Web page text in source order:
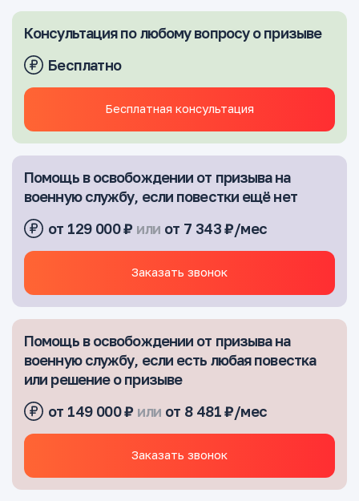
Консультация по любому вопросу о призыве
Бесплатно
Бесплатная консультация
Помощь в освобождении от призыва на
военную службу, если повестки ещё нет
от 129 000 ₽ или от 7 343 ₽/мес
Заказать звонок
Помощь в освобождении от призыва на
военную службу, если есть любая повестка
или решение о призыве
от 149 000 ₽ или от 8 481 ₽/мес
Заказать звонок